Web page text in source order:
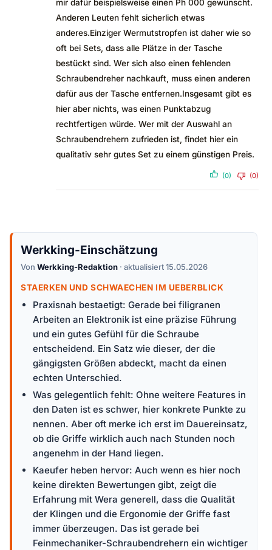
mir dafür beispielsweise einen Ph 000 gewünscht.
Anderen Leuten fehlt sicherlich etwas
anderes.Einziger Wermutstropfen ist daher wie so
oft bei Sets, dass alle Plätze in der Tasche
bestückt sind. Wer sich also einen fehlenden
Schraubendreher nachkauft, muss einen anderen
dafür aus der Tasche entfernen.Insgesamt gibt es
hier aber nichts, was einen Punktabzug
rechtfertigen würde. Wer mit der Auswahl an
Schraubendrehern zufrieden ist, findet hier ein
qualitativ sehr gutes Set zu einem günstigen Preis.
(0) (0)
Werkking-Einschätzung
Von Werkking-Redaktion · aktualisiert 15.05.2026
STAERKEN UND SCHWAECHEN IM UEBERBLICK
Praxisnah bestaetigt: Gerade bei filigranen
Arbeiten an Elektronik ist eine präzise Führung
und ein gutes Gefühl für die Schraube
entscheidend. Ein Satz wie dieser, der die
gängigsten Größen abdeckt, macht da einen
echten Unterschied.
Was gelegentlich fehlt: Ohne weitere Features in
den Daten ist es schwer, hier konkrete Punkte zu
nennen. Aber oft merke ich erst im Dauereinsatz,
ob die Griffe wirklich auch nach Stunden noch
angenehm in der Hand liegen.
Kaeufer heben hervor: Auch wenn es hier noch
keine direkten Bewertungen gibt, zeigt die
Erfahrung mit Wera generell, dass die Qualität
der Klingen und die Ergonomie der Griffe fast
immer überzeugen. Das ist gerade bei
Feinmechaniker-Schraubendrehern ein wichtiger